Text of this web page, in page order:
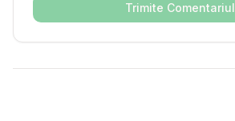
Trimite Comentariul